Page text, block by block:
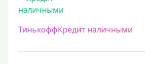
ТинькоффКредит наличными